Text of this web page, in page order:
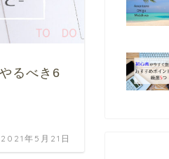
るべき6
2021年5月21日